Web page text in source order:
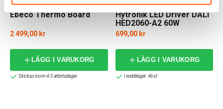
Ebeco Thermo Board
EBECO
2 499,00 kr
LÄGG I VARUKORG
Skickas inom 4-5 arbetsdagar
Hytronik LED Driver DALI
HED2060-A2 60W
Hytronik
699,00 kr
LÄGG I VARUKORG
I webblager: 46 st